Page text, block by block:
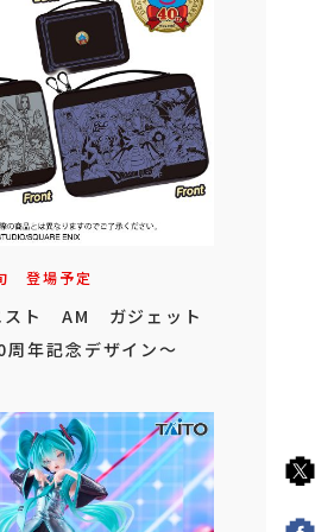
登場予定
スト AM ガジェット
年記念デザイン～